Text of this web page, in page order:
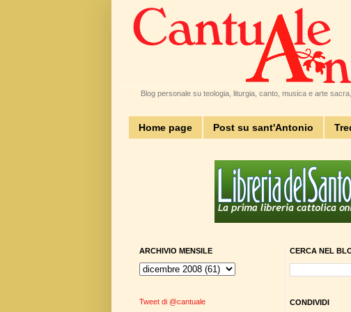
Blog personale su teologia, liturgia, canto, musica e arte
Home page Post su sant'Antonio
CERCA NEL
CONDIVIDI
ARCHIVIO MENSILE
Tweet di @cantuale